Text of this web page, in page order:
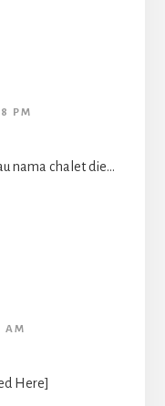
PM
nama chalet die…
AM
Here]